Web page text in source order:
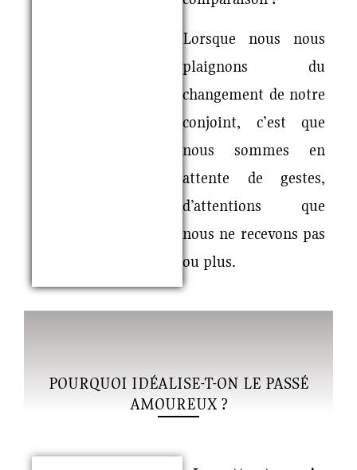
Lorsque nous nous
plaignons du
changement de notre
conjoint, c’est que
nous sommes en
attente de gestes,
d’attentions que
nous ne recevons pas
ou plus.
POURQUOI IDÉALISE-T-ON LE PASSÉ
AMOUREUX ?